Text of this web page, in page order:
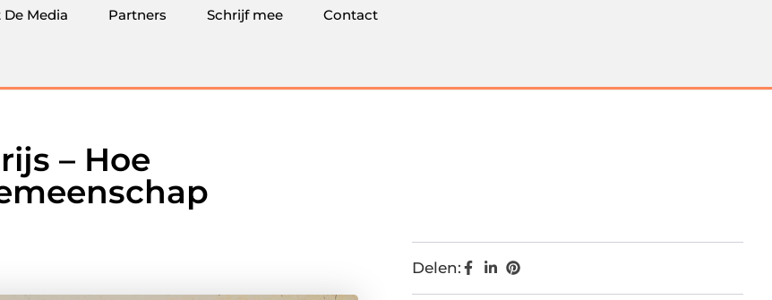
De Media Partners Schrijf mee Contact
– Hoe
Delen: